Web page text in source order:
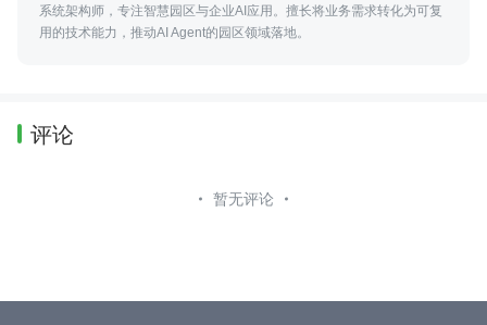
系统架构师，专注智慧园区与企业AI应用。擅长将业务需求转化为可复
用的技术能力，推动AI Agent的园区领域落地。
评论
暂无评论